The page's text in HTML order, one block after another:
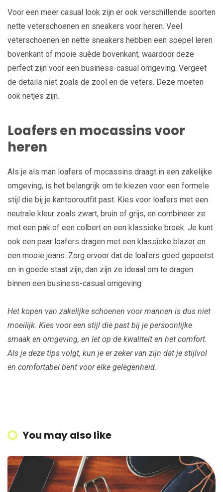
Voor een meer casual look zijn er ook verschillende soorten
nette veterschoenen en sneakers voor heren. Veel
veterschoenen en nette sneakers hebben een soepel leren
bovenkant of mooie suède bovenkant, waardoor deze
perfect zijn voor een business-casual omgeving. Vergeet
de details niet zoals de zool en de veters. Deze moeten
ook netjes zijn.
Loafers en mocassins voor
heren
Als je als man loafers of mocassins draagt in een zakelijke
omgeving, is het belangrijk om te kiezen voor een formele
stijl die bij je kantooroutfit past. Kies voor loafers met een
neutrale kleur zoals zwart, bruin of grijs, en combineer ze
met een pak of een colbert en een klassieke broek. Je kunt
ook een paar loafers dragen met een klassieke blazer en
een mooie jeans. Zorg ervoor dat de loafers goed gepoetst
en in goede staat zijn, dan zijn ze ideaal om te dragen
binnen een business-casual omgeving.
Het kopen van zakelijke schoenen voor mannen is dus niet
moeilijk. Kies voor een stijl die past bij je persoonlijke
smaak en omgeving, en let op de kwaliteit en het comfort.
Als je deze tips volgt, kun je er zeker van zijn dat je stijlvol
en comfortabel bent voor elke gelegenheid.
You may also like